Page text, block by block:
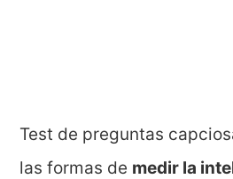
Test de preguntas
las formas de medir la